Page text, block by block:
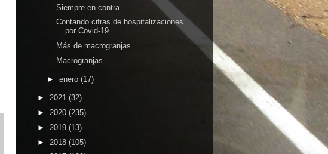
Siempre en contra
Contando cifras de hospitalizaciones
por Covid-19
Más de macrogranjas
Macrogranjas
► enero (17)
► 2021 (32)
► 2020 (235)
► 2019 (13)
► 2018 (105)